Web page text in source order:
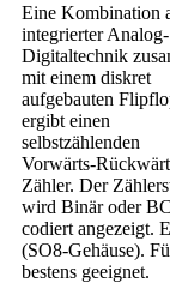
Eine Kombination
integrierter
Digitaltechnik
mit einem diskret
aufgebauten
ergibt einen
selbstzählenden
Vorwärts-
Zähler. Der
wird Binär oder
codiert angezeigt.
(SO8-Gehäuse).
bestens geeignet.